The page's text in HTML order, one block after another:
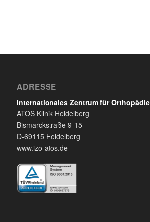
ADRESSE
Internationales Zentrum für Orthopädie
ATOS Klinik Heidelberg
Bismarckstraße 9-15
D-69115 Heidelberg
www.izo-atos.de